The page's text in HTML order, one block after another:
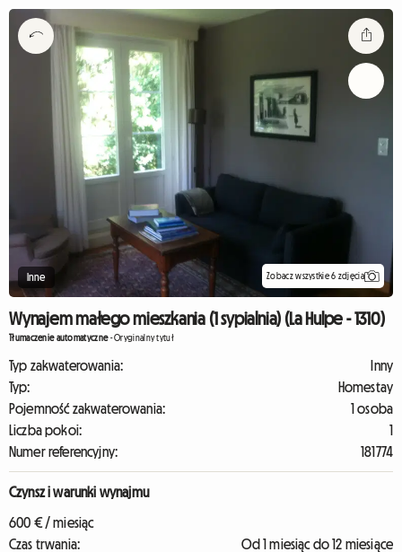
Inne Zobacz wszystkie 6 zdjęcia
Wynajem małego mieszkania (1 sypialnia) (La Hulpe - 1310)
Tłumaczenie automatyczne-Oryginalny tytuł
Typ zakwaterowania:
Inny
Typ:
Homestay
Pojemność zakwaterowania:
1 osoba
Liczba pokoi:
1
Numer referencyjny:
181774
Czynsz i warunki wynajmu
600 € / miesiąc
Czas trwania:
Od 1 miesiąc do 12 miesiące